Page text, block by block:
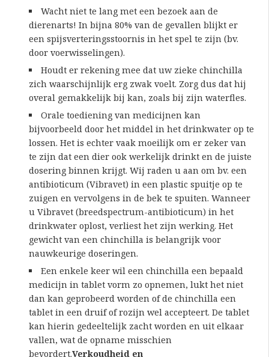
Wacht niet te lang met een bezoek aan de
dierenarts! In bijna 80% van de gevallen blijkt er
een spijsverteringsstoornis in het spel te zijn (bv.
door voerwisselingen).
Houdt er rekening mee dat uw zieke chinchilla
zich waarschijnlijk erg zwak voelt. Zorg dus dat hij
overal gemakkelijk bij kan, zoals bij zijn waterfles.
Orale toediening van medicijnen kan
bijvoorbeeld door het middel in het drinkwater op te
lossen. Het is echter vaak moeilijk om er zeker van
te zijn dat een dier ook werkelijk drinkt en de juiste
dosering binnen krijgt. Wij raden u aan om bv. een
antibioticum (Vibravet) in een plastic spuitje op te
zuigen en vervolgens in de bek te spuiten. Wanneer
u Vibravet (breedspectrum-antibioticum) in het
drinkwater oplost, verliest het zijn werking. Het
gewicht van een chinchilla is belangrijk voor
nauwkeurige doseringen.
Een enkele keer wil een chinchilla een bepaald
medicijn in tablet vorm zo opnemen, lukt het niet
dan kan geprobeerd worden of de chinchilla een
tablet in een druif of rozijn wel accepteert. De tablet
kan hierin gedeeltelijk zacht worden en uit elkaar
vallen, wat de opname misschien
bevordert.Verkoudheid en